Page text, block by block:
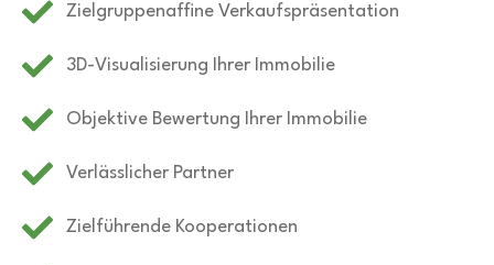
Zielgruppenaffine Verkaufspräsentation
3D-Visualisierung Ihrer Immobilie
Objektive Bewertung Ihrer Immobilie
Verlässlicher Partner
Zielführende Kooperationen